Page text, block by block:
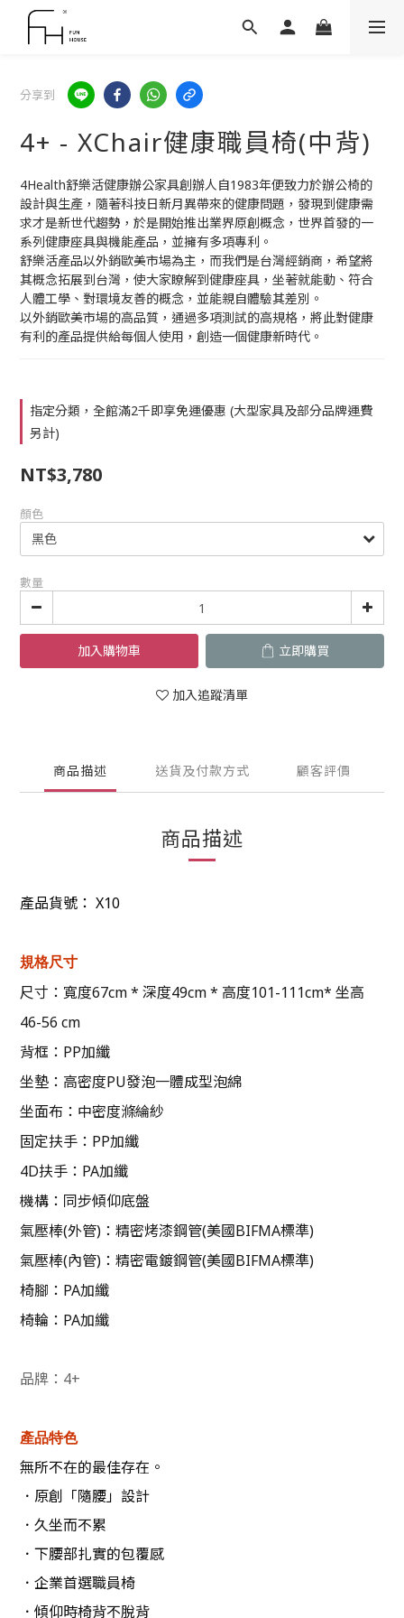
分享到
4+ - XChair健康職員椅(中背)
4Health舒樂活健康辦公家具創辦人自1983年便致力於辦公椅的
設計與生產，隨著科技日新月異帶來的健康問題，發現到健康需
求才是新世代趨勢，於是開始推出業界原創概念，世界首發的一
系列健康座具與機能產品，並擁有多項專利。
舒樂活產品以外銷歐美市場為主，而我們是台灣經銷商，希望將
其概念拓展到台灣，使大家瞭解到健康座具，坐著就能動、符合
人體工學、對環境友善的概念，並能親自體驗其差別。
以外銷歐美市場的高品質，通過多項測試的高規格，將此對健康
有利的產品提供給每個人使用，創造一個健康新時代。
指定分類，全館滿2千即享免運優惠 (大型家具及部分品牌運費
另計)
NT$3,780
顏色
數量
加入購物車 立即購買
加入追蹤清單
商品描述 送貨及付款方式 顧客評價
商品描述
產品貨號： X10
規格尺寸
尺寸：寬度67cm * 深度49cm * 高度101-111cm* 坐高
46-56 cm
背框：PP加纖
坐墊：高密度PU發泡一體成型泡綿
坐面布：中密度滌綸紗
固定扶手：PP加纖
4D扶手：PA加纖
機構：同步傾仰底盤
氣壓棒(外管)：精密烤漆鋼管(美國BIFMA標準)
氣壓棒(內管)：精密電鍍鋼管(美國BIFMA標準)
椅腳：PA加纖
椅輪：PA加纖
品牌： 4+
產品特色
無所不在的最佳存在。
．原創「隨腰」設計
．久坐而不累
．下腰部扎實的包覆感
．企業首選職員椅
．傾仰時椅背不脫背